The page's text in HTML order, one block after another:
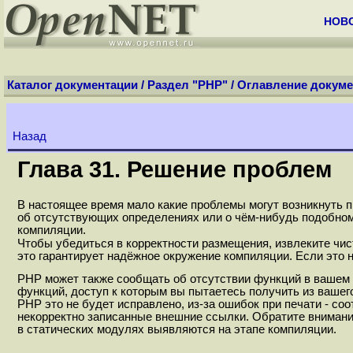
Каталог документации / Раздел "PHP" / Оглавление
Назад
Глава 31. Решение проблем
В настоящее время мало какие проблемы могут возникнуть
об отсутствующих определениях или о чём-нибудь
компиляции.
Чтобы убедиться в корректности размещения, извлеките
это гарантирует надёжное окружение компиляции. Если
PHP может также сообщать об отсутствии функций в
функций, доступ к которым вы пытаетесь получить из
PHP это не будет исправлено, из-за ошибок при печати -
некорректно записанные внешние ссылки. Обратите
в статических модулях выявляются на этапе компиляции.